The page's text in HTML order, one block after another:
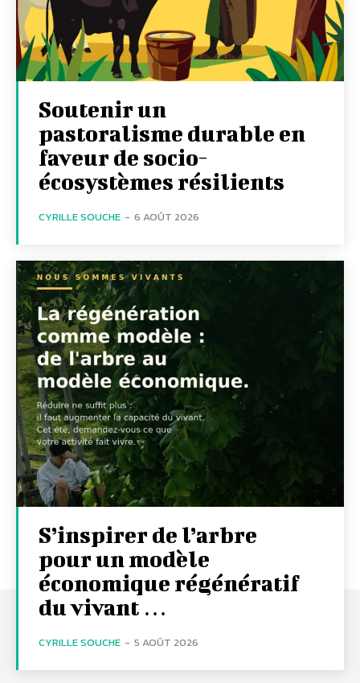
Soutenir un
pastoralisme durable en
faveur de socio-
écosystèmes résilients
CYRILLE SOUCHE - 6 AOÛT 2026
S’inspirer de l’arbre
pour un modèle
économique régénératif
du vivant …
CYRILLE SOUCHE - 5 AOÛT 2026